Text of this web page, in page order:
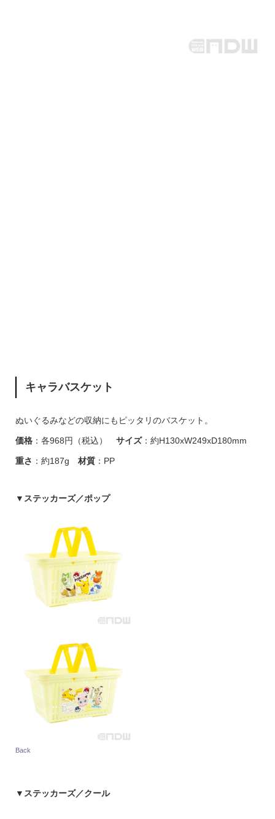
キャラバスケット
ぬいぐるみなどの収納にもピッタリのバスケット。
価格：各968円（税込） サイズ：約H130xW249xD180mm
重さ ：約187g 材質：PP
▼ ステッカーズ／ポップ
Back
▼ ステッカーズ／クール